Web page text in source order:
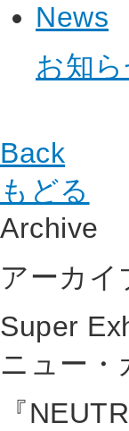
News
お知
Back
もどる
Archive
アーカイ
Super
ニュー・
『